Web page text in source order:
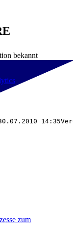
bekannt
zum